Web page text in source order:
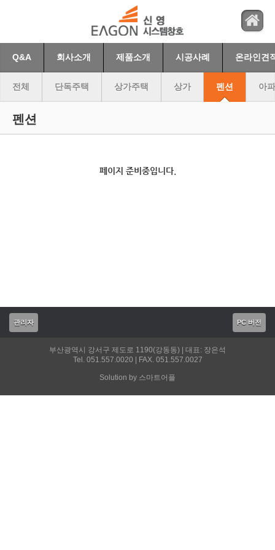
Q&A 회사소개 제품소개 시공사례 온라인견
전체 단독주택 상가주택 상가 펜션 아
펜션
페이지 준비중입니다.
관리자 PC 버전
부산광역시 강서구 제도로 1190(강동동) | 대표: 장은석
Tel. 051.557.0020 | FAX. 051.557.0027
Solution by 스마트어플